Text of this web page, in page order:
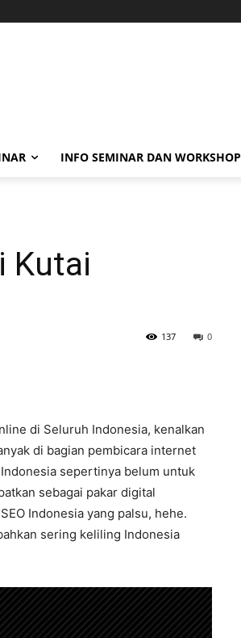
INFO SEMINAR DAN WORKSHOP
Kutai
0
137
di Seluruh Indonesia, kenalkan
di bagian pembicara internet
sepertinya belum untuk
sebagai pakar digital
Indonesia yang palsu, hehe.
sering keliling Indonesia